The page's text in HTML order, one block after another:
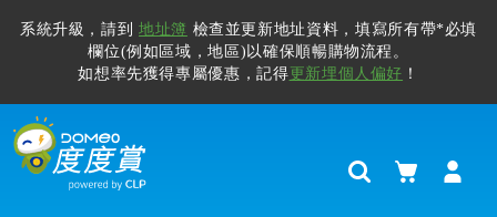
系統升級，請到地址簿 檢查並更新地址資料，填寫所有帶*必填
欄位(例如區域，地區)以確保順暢購物流程。
如想率先獲得專屬優惠，記得 更新埋個人偏好 ！
Search購物車